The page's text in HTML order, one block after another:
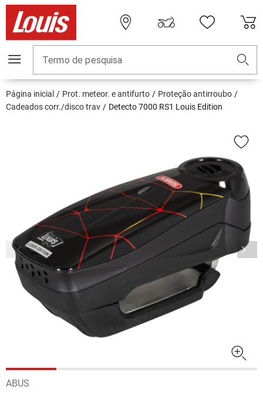
Termo de pesquisa
Página inicial Prot. meteor. e antifurto
Proteção antirroubo
Cadeados corr./disco trav
Detecto 7000 RS1 Louis Edition
ABUS